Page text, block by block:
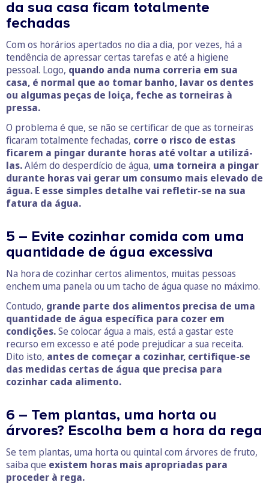
da sua casa ficam totalmente
fechadas
Com os horários apertados no dia a dia, por vezes, há a
tendência de apressar certas tarefas e até a higiene
pessoal. Logo, quando anda numa correria em sua
casa, é normal que ao tomar banho, lavar os dentes
ou algumas peças de loiça, feche as torneiras à
pressa.
O problema é que, se não se certificar de que as torneiras
ficaram totalmente fechadas, corre o risco de estas
ficarem a pingar durante horas até voltar a utilizá-
las.Além do desperdício de água, uma torneira a pingar
durante horas vai gerar um consumo mais elevado de
água. E esse simples detalhe vai refletir-se na sua
fatura da água.
5 – Evite cozinhar comida com uma
quantidade de água excessiva
Na hora de cozinhar certos alimentos, muitas pessoas
enchem uma panela ou um tacho de água quase no máximo.
Contudo, grande parte dos alimentos precisa de uma
quantidade de água específica para cozer em
condições.Se colocar água a mais, está a gastar este
recurso em excesso e até pode prejudicar a sua receita.
Dito isto, antes de começar a cozinhar, certifique-se
das medidas certas de água que precisa para
cozinhar cada alimento.
6 – Tem plantas, uma horta ou
árvores? Escolha bem a hora da rega
Se tem plantas, uma horta ou quintal com árvores de fruto,
saiba que existem horas mais apropriadas para
proceder à rega.